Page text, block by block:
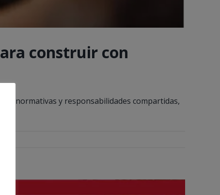
construir con
normativas y responsabilidades compartidas,